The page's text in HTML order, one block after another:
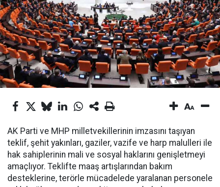
AK Parti ve MHP milletvekillerinin imzasını taşıyan
teklif, şehit yakınları, gaziler, vazife ve harp malulleri ile
hak sahiplerinin mali ve sosyal haklarını genişletmeyi
amaçlıyor. Teklifte maaş artışlarından bakım
desteklerine, terörle mücadelede yaralanan personele